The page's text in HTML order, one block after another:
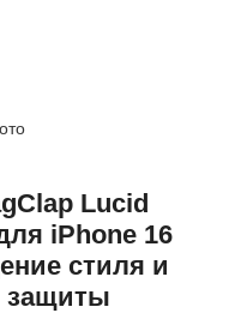
Lucid
iPhone 16
стиля и
защиты